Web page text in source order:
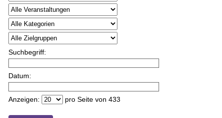
Suchbegriff:
Datum:
Anzeigen: pro Seite von 433